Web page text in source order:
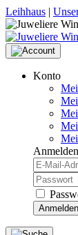
Leihhaus |
Konto
Anmelden
Anmelden